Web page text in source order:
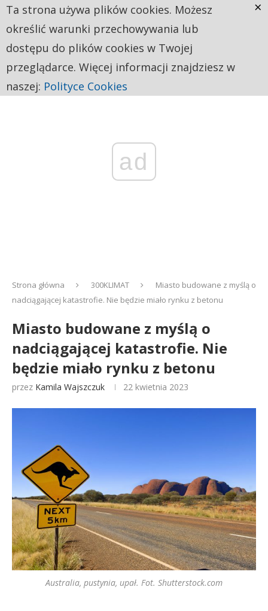
ad
Strona główna 300KLIMAT
Miasto budowane z myślą o
nadciągającej katastrofie. Nie będzie miało rynku z betonu
Miasto budowane z myślą o
nadciągającej katastrofie. Nie
będzie miało rynku z betonu
przez Kamila Wajszczuk 22 kwietnia 2023
Australia, pustynia, upał. Fot. Shutterstock.com
Ta strona używa plików cookies. Możesz
określić warunki przechowywania lub
dostępu do plików cookies w Twojej
przeglądarce. Więcej informacji znajdziesz w
naszej: Polityce Cookies
×